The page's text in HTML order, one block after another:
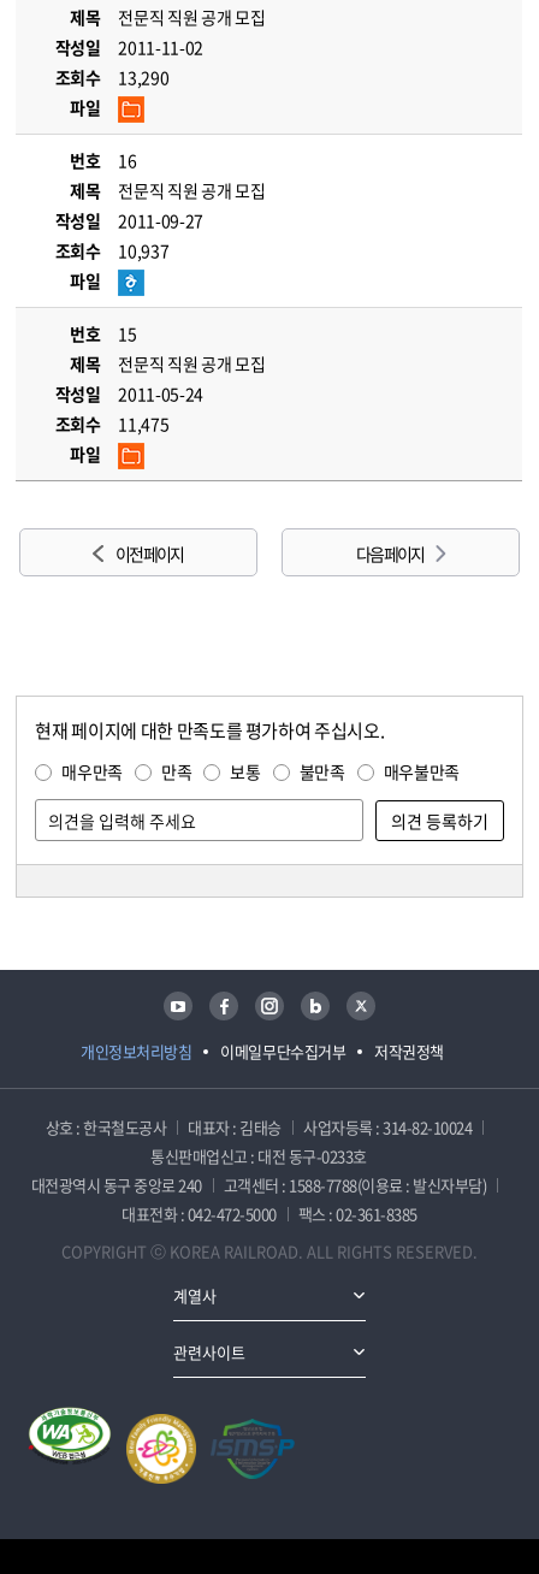
제목
전문직 직원 공개 모집
작성일
2011-11-02
조회수
13,290
파일
번호
16
제목
전문직 직원 공개 모집
작성일
2011-09-27
조회수
10,937
파일
번호
15
제목
전문직 직원 공개 모집
작성일
2011-05-24
조회수
11,475
파일
이전 페이지 다음 페이지
현재 페이지에 대한 만족도를 평가하여 주십시오.
매우만족 만족 보통 불만족 매우불만족
개인정보처리방침 이메일무단수집거부 저작권정책
유튜브 페이스북 인스타그램 블로그 트위터
상호 : 한국철도공사 대표자 : 김태승
사업자등록 : 314-82-10024
통신판매업신고 : 대전 동구-0233호
대전광역시 동구 중앙로 240
고객센터 : 1588-7788(이용료 : 발신자부담)
대표전화 : 042-472-5000
팩스 : 02-361-8385
COPYRIGHT ⓒ KOREA RAILROAD. ALL RIGHTS RESERVED.
계열사
관련사이트